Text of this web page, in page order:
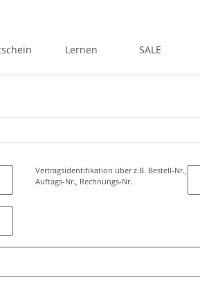
Lernen SALE
Vertragsidentifikation über z.B. Bestell-Nr.,
Auftags-Nr., Rechnungs-Nr.